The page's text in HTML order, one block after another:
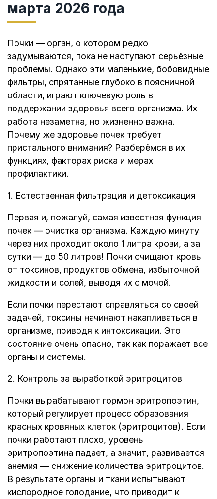
марта 2026 года
Почки — орган, о котором редко
задумываются, пока не наступают серьёзные
проблемы. Однако эти маленькие, бобовидные
фильтры, спрятанные глубоко в поясничной
области, играют ключевую роль в
поддержании здоровья всего организма. Их
работа незаметна, но жизненно важна.
Почему же здоровье почек требует
пристального внимания? Разберёмся в их
функциях, факторах риска и мерах
профилактики.
1. Естественная фильтрация и детоксикация
Первая и, пожалуй, самая известная функция
почек — очистка организма. Каждую минуту
через них проходит около 1 литра крови, а за
сутки — до 50 литров! Почки очищают кровь
от токсинов, продуктов обмена, избыточной
жидкости и солей, выводя их с мочой.
Если почки перестают справляться со своей
задачей, токсины начинают накапливаться в
организме, приводя к интоксикации. Это
состояние очень опасно, так как поражает все
органы и системы.
2. Контроль за выработкой эритроцитов
Почки вырабатывают гормон эритропоэтин,
который регулирует процесс образования
красных кровяных клеток (эритроцитов). Если
почки работают плохо, уровень
эритропоэтина падает, а значит, развивается
анемия — снижение количества эритроцитов.
В результате органы и ткани испытывают
кислородное голодание, что приводит к